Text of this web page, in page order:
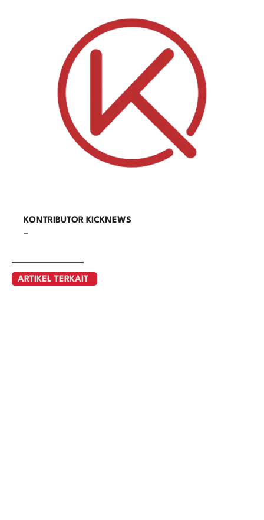
KONTRIBUTOR KICKNEWS
–
ARTIKEL TERKAIT